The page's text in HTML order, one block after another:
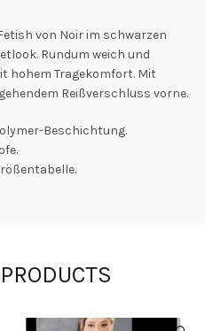
von Noir im schwarzen
Rundum weich und
hohem Tragekomfort. Mit
Reißverschluss vorne.
Beschichtung.